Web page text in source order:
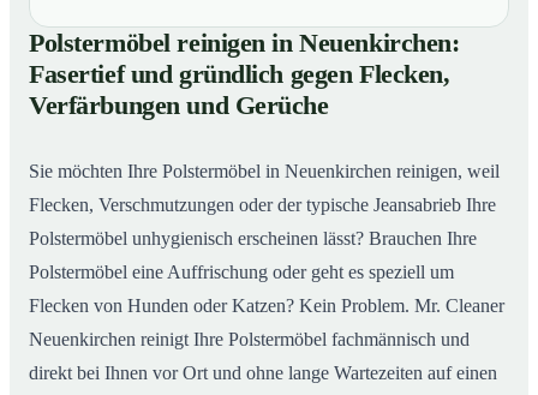
Polstermöbel reinigen in Neuenkirchen: Fasertief und
gründlich gegen Flecken, Verfärbungen und Gerüche
02So reinigen unsere Profis Polstermöbel in
Neuenkirchen
Polstermöbel reinigen in Neuenkirchen:
Fasertief und gründlich gegen Flecken,
Verfärbungen und Gerüche
Sie möchten Ihre Polstermöbel in Neuenkirchen reinigen, weil
Flecken, Verschmutzungen oder der typische Jeansabrieb Ihre
Polstermöbel unhygienisch erscheinen lässt? Brauchen Ihre
Polstermöbel eine Auffrischung oder geht es speziell um
Flecken von Hunden oder Katzen? Kein Problem. Mr. Cleaner
Neuenkirchen reinigt Ihre Polstermöbel fachmännisch und
direkt bei Ihnen vor Ort und ohne lange Wartezeiten auf einen